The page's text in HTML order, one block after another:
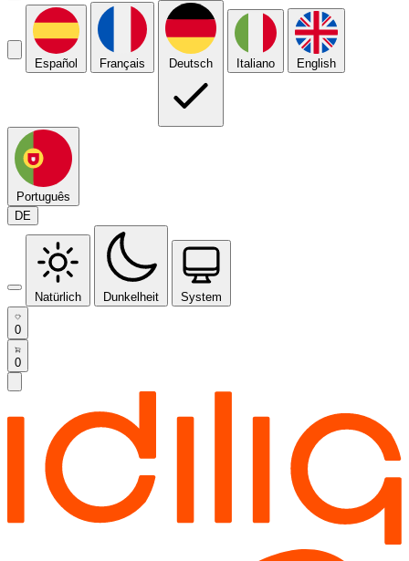
Español Français Deutsch Italiano English
Português
DE
Natürlich Dunkelheit System
0
0